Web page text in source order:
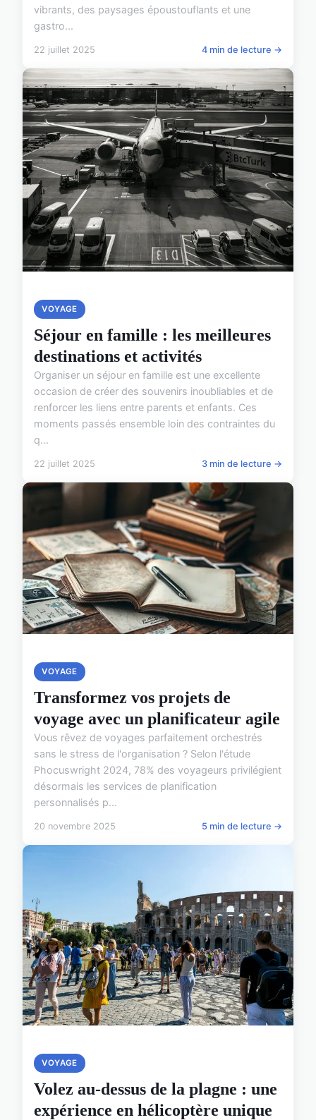
vibrants, des paysages époustouflants et une
gastro...
22 juillet 2025 4 min de lecture →
VOYAGE
Séjour en famille : les meilleures
destinations et activités
Organiser un séjour en famille est une excellente
occasion de créer des souvenirs inoubliables et de
renforcer les liens entre parents et enfants. Ces
moments passés ensemble loin des contraintes du
q...
22 juillet 2025 3 min de lecture →
VOYAGE
Transformez vos projets de
voyage avec un planificateur agile
Vous rêvez de voyages parfaitement orchestrés
sans le stress de l'organisation ? Selon l'étude
Phocuswright 2024, 78% des voyageurs privilégient
désormais les services de planification
personnalisés p...
20 novembre 2025 5 min de lecture →
VOYAGE
Volez au-dessus de la plagne : une
expérience en hélicoptère unique